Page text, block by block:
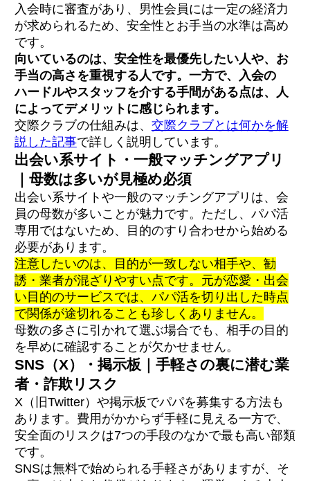
入会時に審査があり、男性会員には一定の経済力
が求められるため、安全性とお手当の水準は高め
です。
向いているのは、安全性を最優先したい人や、お
手当の高さを重視する人です。一方で、入会の
ハードルやスタッフを介する手間がある点は、人
によってデメリットに感じられます。
交際クラブの仕組みは、 交際クラブとは何かを解
説した記事で詳しく説明しています。
出会い系サイト・一般マッチングアプリ
｜母数は多いが見極め必須
出会い系サイトや一般のマッチングアプリは、会
員の母数が多いことが魅力です。ただし、パパ活
専用ではないため、目的のすり合わせから始める
必要があります。
注意したいのは、目的が一致しない相手や、勧
誘・業者が混ざりやすい点です。元が恋愛・出会
い目的のサービスでは、パパ活を切り出した時点
で関係が途切れることも珍しくありません。
母数の多さに引かれて選ぶ場合でも、相手の目的
を早めに確認することが欠かせません。
SNS（X）・掲示板｜手軽さの裏に潜む業
者・詐欺リスク
X（旧Twitter）や掲示板でパパを募集する方法も
あります。費用がかからず手軽に見える一方で、
安全面のリスクは7つの手段のなかで最も高い部類
です。
SNSは無料で始められる手軽さがありますが、そ